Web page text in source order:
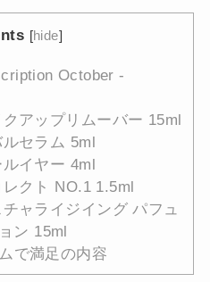
[hide]
October -
アップリムーバー 15ml
セラム 5ml
イヤー 4ml
クト NO.1 1.5ml
ャライジイング パフュ
ン 15ml
で満足の内容